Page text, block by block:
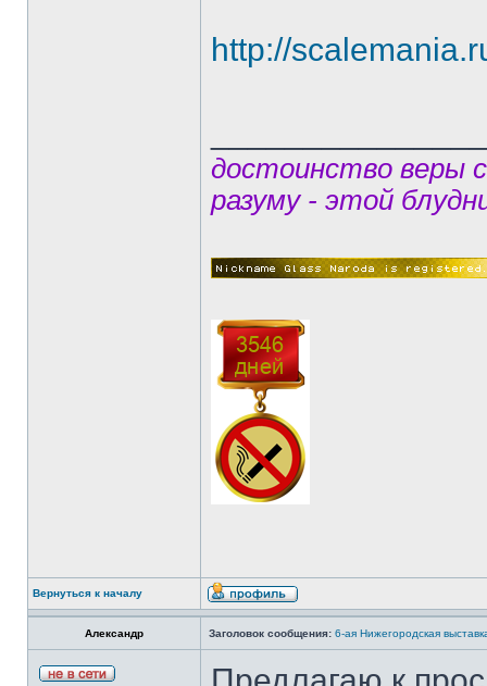
http://
достоинство веры
разуму - этой
Вернуться к началу
Александр Заголовок сообщения: 6-ая Нижегородская